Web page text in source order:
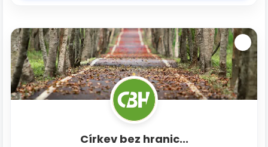
Církev bez hranic...